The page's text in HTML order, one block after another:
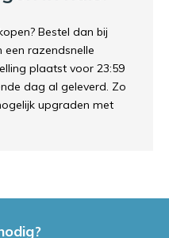
Bestel dan bij
een razendsnelle
plaatst voor 23:59
dag al geleverd. Zo
upgraden met